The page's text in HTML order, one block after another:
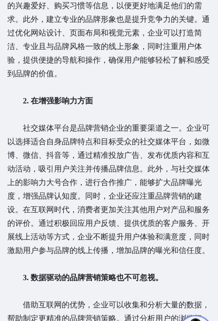
的兴趣爱好、购买习惯等信息，以便更好地满足他们的需
求。此外，建立专业的品牌形象也是提升竞争力的关键。通
过优化网站设计、页面布局和视觉元素，企业可以打造简
洁、专业且与品牌风格一致的线上形象，同时注重用户体
验，提供便捷的导航和操作，确保用户能够轻松了解和感受
到品牌的价值。
2. 在增强影响力方面
社交媒体平台是品牌营销企业的重要渠道之一。企业可
以选择适合自身品牌特点和目标受众的社交媒体平台，如微
博、微信、抖音等，通过精准投放广告、发布优质内容和互
动活动，吸引用户关注并传播品牌信息。此外，与社交媒体
上的影响力大号合作，进行合作推广，能够扩大品牌曝光
度，增强品牌认知度。同时，企业还应注重品牌营销的建
设。在互联网时代，消费者更加关注其他用户对产品和服务
的评价。通过积极回应用户反馈、提供优质的客户服务、开
展线上活动等方式，企业不断提升用户体验和满意度，同时
激励用户参与品牌的线上传播，增加品牌的曝光和信任度。
3. 数据驱动的品牌营销策略也不可忽视。
借助互联网的优势，企业可以收集和分析大量的数据，
帮助制定更精准的品牌营销策略。通过分析用户的浏览行